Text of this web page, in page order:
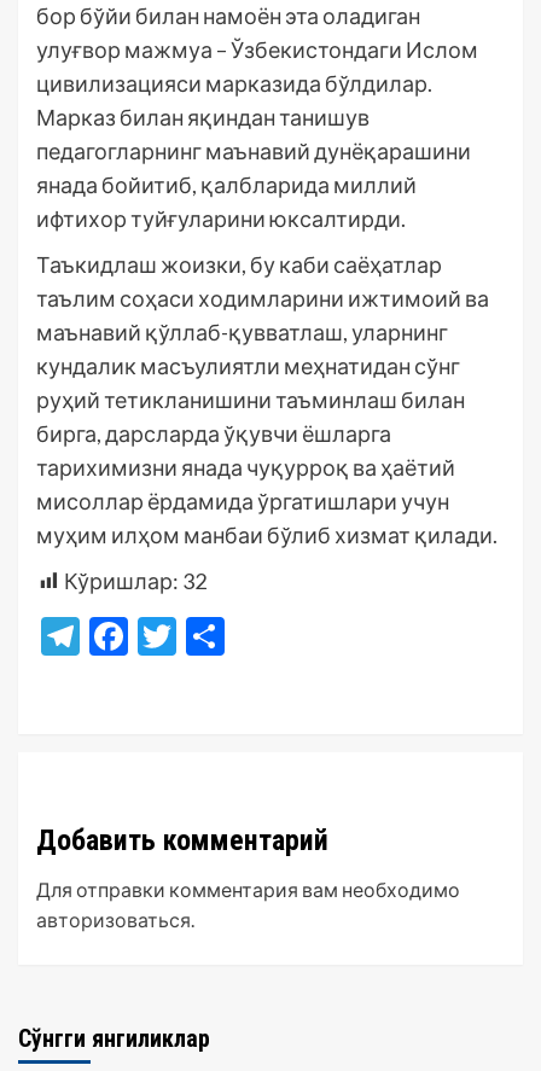
бор бўйи билан намоён эта оладиган
улуғвор мажмуа – Ўзбекистондаги Ислом
цивилизацияси марказида бўлдилар.
Марказ билан яқиндан танишув
педагогларнинг маънавий дунёқарашини
янада бойитиб, қалбларида миллий
ифтихор туйғуларини юксалтирди.
Таъкидлаш жоизки, бу каби саёҳатлар
таълим соҳаси ходимларини ижтимоий ва
маънавий қўллаб-қувватлаш, уларнинг
кундалик масъулиятли меҳнатидан сўнг
руҳий тетикланишини таъминлаш билан
бирга, дарсларда ўқувчи ёшларга
тарихимизни янада чуқурроқ ва ҳаётий
мисоллар ёрдамида ўргатишлари учун
муҳим илҳом манбаи бўлиб хизмат қилади.
Кўришлар: 32
Telegram
Facebook
Twitter
Добавить комментарий
Для отправки комментария вам необходимо
авторизоваться.
Сўнгги янгиликлар